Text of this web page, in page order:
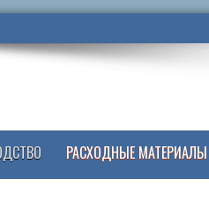
РАСХОДНЫЕ МАТЕРИАЛЫ